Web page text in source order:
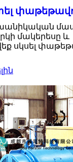
մակերեսը և
սկսել